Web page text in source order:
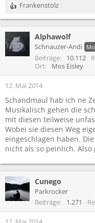
R
e
t
i
n
e
:
Frankenstolz
Alphawolf
Schnauzer-Andi
Beiträge 10.112
Ort
Mos Eisley
12. Mai 2014
Schandmaul hab ich ne
Musikalisch gehen die
mit diesen teilweise
Wobei sie diesen Weg
eingeschlagen haben.
nicht als so peinlich. Also
Cunego
Parkrocker
Beiträge
1.271